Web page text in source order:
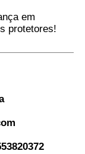
em
protetores!